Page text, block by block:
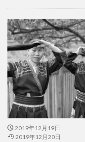
2019年12月19日
2019年12月20日